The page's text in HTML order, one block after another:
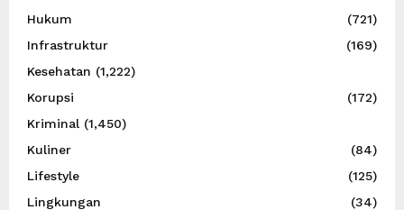
Hukum
(721)
Infrastruktur
(169)
Kesehatan (1,222)
Korupsi
(172)
Kriminal (1,450)
Kuliner
(84)
Lifestyle
(125)
Lingkungan
(34)